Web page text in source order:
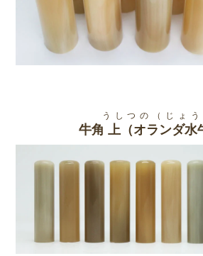
うしつの（じょう
牛角 上（オランダ水